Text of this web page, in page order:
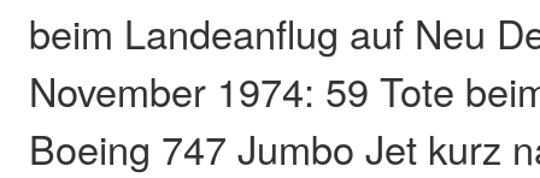
beim Landeanflug auf Neu
November 1974: 59 Tote
Boeing 747 Jumbo Jet kurz